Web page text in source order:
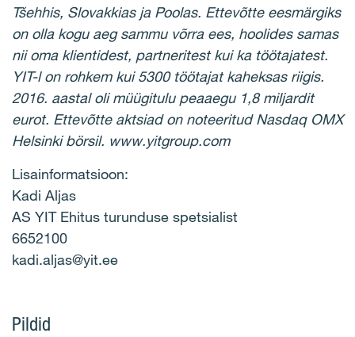
Tšehhis, Slovakkias ja Poolas. Ettevõtte eesmärgiks
on olla kogu aeg sammu võrra ees, hoolides samas
nii oma klientidest, partneritest kui ka töötajatest.
YIT-l on rohkem kui 5300 töötajat kaheksas riigis.
2016. aastal oli müügitulu peaaegu 1,8 miljardit
eurot. Ettevõtte aktsiad on noteeritud Nasdaq OMX
Helsinki börsil. www.yitgroup.com
Lisainformatsioon:
Kadi Aljas
AS YIT Ehitus turunduse spetsialist
6652100
kadi.aljas@yit.ee
Pildid